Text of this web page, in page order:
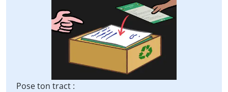
Pose ton tract :